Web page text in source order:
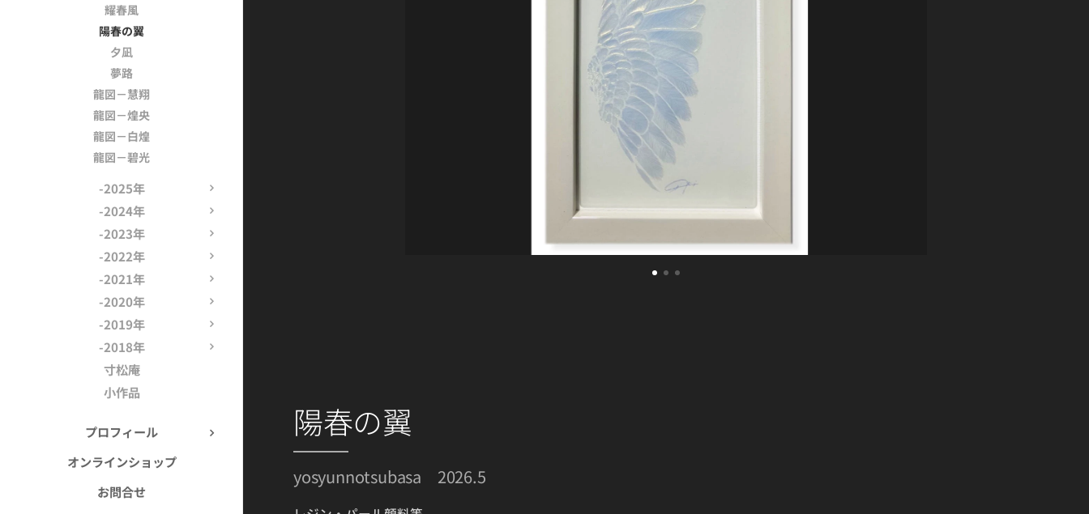
耀春風
陽春の翼
夕凪
夢路
龍図－慧翔
龍図－煌央
龍図－白煌
龍図－碧光
-2025年
-2024年
-2023年
-2022年
-2021年
-2020年
-2019年
-2018年
寸松庵
小作品
プロフィール
オンラインショップ
お問合せ
陽春の翼
yosyunnotsubasa 2026.5